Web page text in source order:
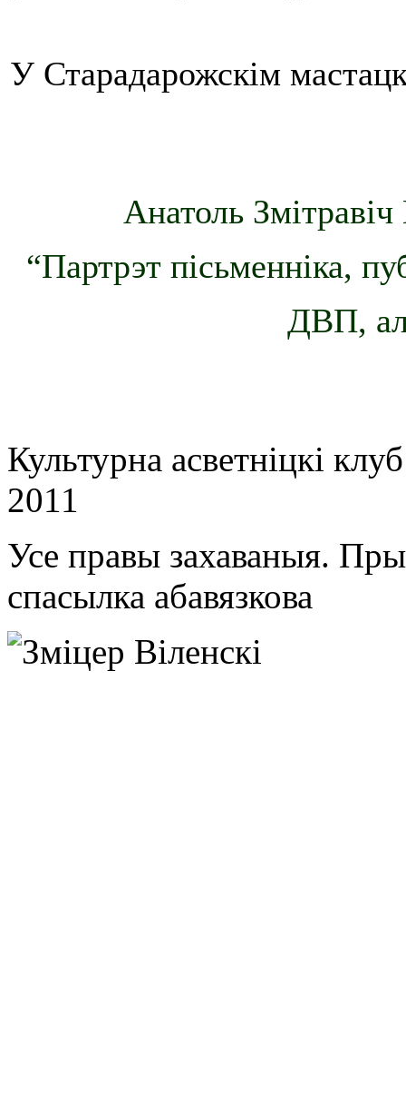
У Старадарожскім
Анатоль
“Партрэт пісьменніка,
ДВП,
Культурна асветнiцкi
2011
Усе правы захаваныя.
спасылка абавязкова